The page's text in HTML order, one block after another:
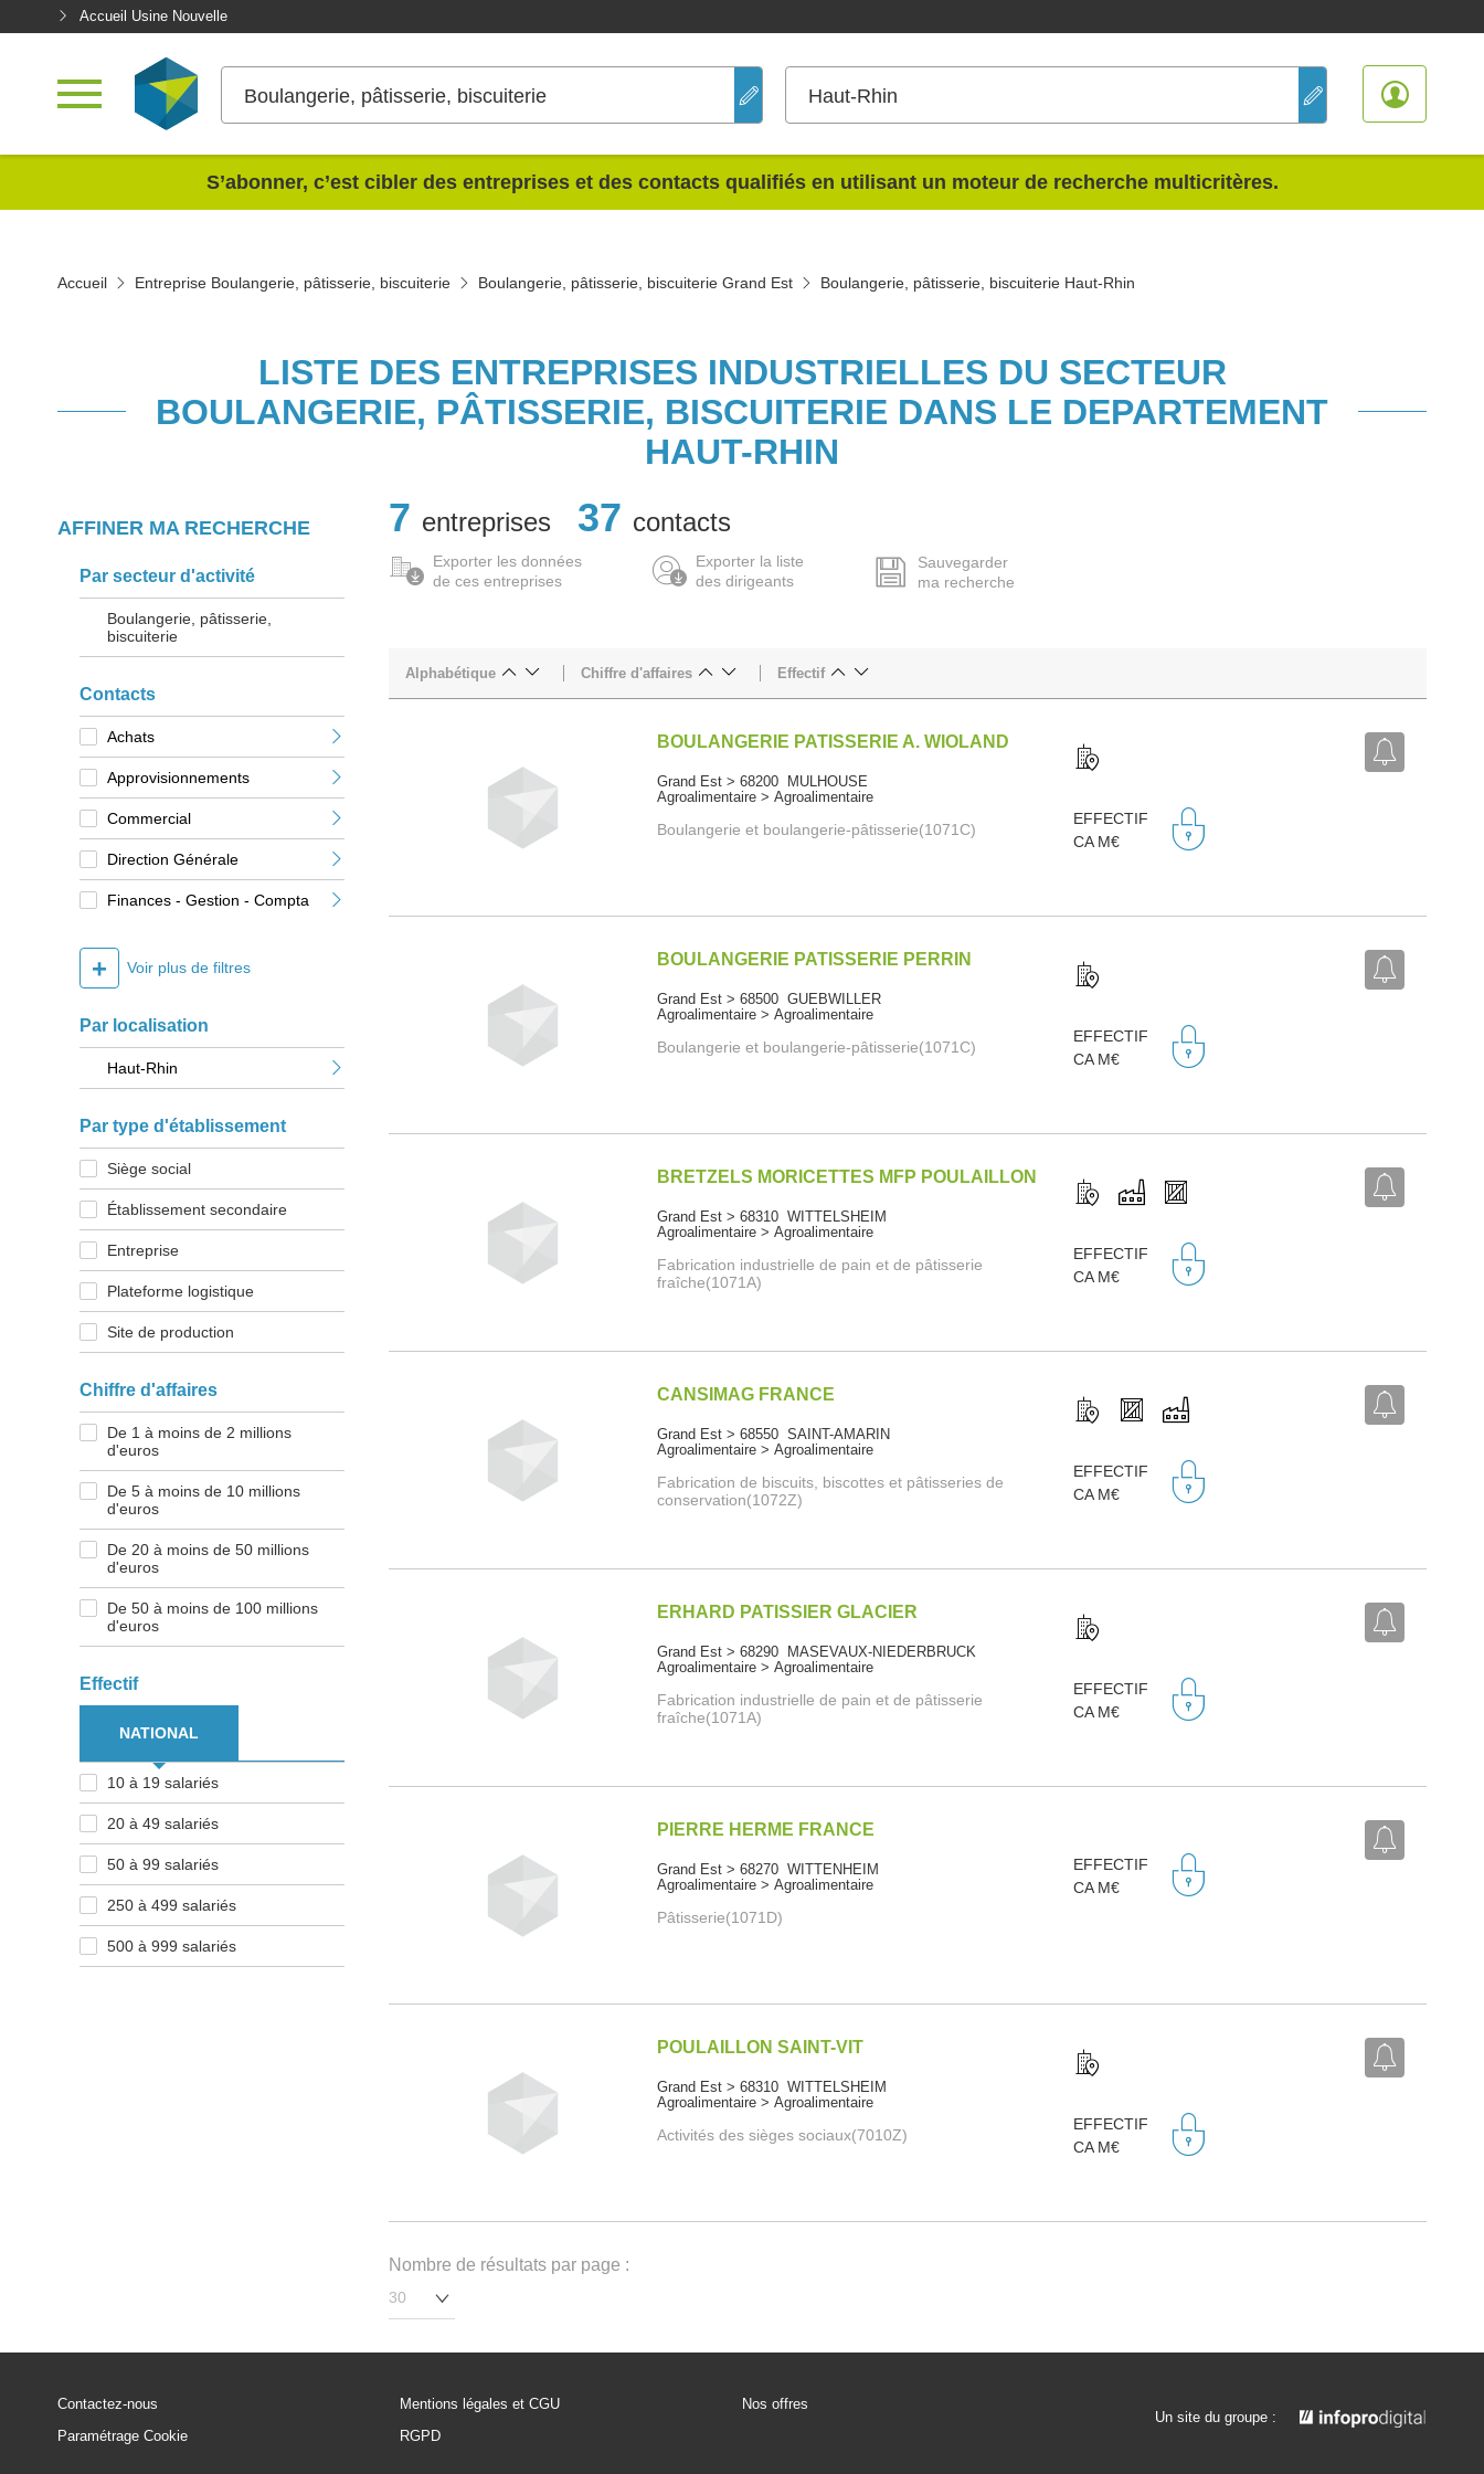
Accueil Usine Nouvelle
Boulangerie, pâtisserie, biscuiterie Haut-Rhin
S’abonner, c’est cibler des entreprises et des contacts qualifiés en utilisant un moteur de recherche multicritères.
Accueil Entreprise Boulangerie, pâtisserie, biscuiterie Boulangerie, pâtisserie, biscuiterie Grand Est Boulangerie, pâtisserie, biscuiterie Haut-Rhin
LISTE DES ENTREPRISES INDUSTRIELLES DU SECTEUR
BOULANGERIE, PÂTISSERIE, BISCUITERIE DANS LE DEPARTEMENT
HAUT-RHIN
AFFINER MA RECHERCHE
Par secteur d'activité
Boulangerie, pâtisserie,
biscuiterie
Contacts
Achats
Approvisionnements
Commercial
Direction Générale
Finances - Gestion - Compta
+ Voir plus de filtres
Par localisation
Haut-Rhin
Par type d'établissement
Siège social
Établissement secondaire
Entreprise
Plateforme logistique
Site de production
Chiffre d'affaires
De 1 à moins de 2 millions
d'euros
De 5 à moins de 10 millions
d'euros
De 20 à moins de 50 millions
d'euros
De 50 à moins de 100 millions
d'euros
Effectif
NATIONAL
10 à 19 salariés
20 à 49 salariés
50 à 99 salariés
250 à 499 salariés
500 à 999 salariés
7 entreprises 37 contacts
Exporter les données
de ces entreprises
Exporter la liste
des dirigeants
Sauvegarder
ma recherche
Alphabétique Chiffre d'affaires Effectif
BOULANGERIE PATISSERIE A. WIOLAND
Grand Est > 68200 MULHOUSE
Agroalimentaire > Agroalimentaire
Boulangerie et boulangerie-pâtisserie(1071C)
EFFECTIF
CA M€
BOULANGERIE PATISSERIE PERRIN
Grand Est > 68500 GUEBWILLER
Agroalimentaire > Agroalimentaire
Boulangerie et boulangerie-pâtisserie(1071C)
EFFECTIF
CA M€
BRETZELS MORICETTES MFP POULAILLON
Grand Est > 68310 WITTELSHEIM
Agroalimentaire > Agroalimentaire
Fabrication industrielle de pain et de pâtisserie
fraîche(1071A)
EFFECTIF
CA M€
CANSIMAG FRANCE
Grand Est > 68550 SAINT-AMARIN
Agroalimentaire > Agroalimentaire
Fabrication de biscuits, biscottes et pâtisseries de
conservation(1072Z)
EFFECTIF
CA M€
ERHARD PATISSIER GLACIER
Grand Est > 68290 MASEVAUX-NIEDERBRUCK
Agroalimentaire > Agroalimentaire
Fabrication industrielle de pain et de pâtisserie
fraîche(1071A)
EFFECTIF
CA M€
PIERRE HERME FRANCE
Grand Est > 68270 WITTENHEIM
Agroalimentaire > Agroalimentaire
Pâtisserie(1071D)
EFFECTIF
CA M€
POULAILLON SAINT-VIT
Grand Est > 68310 WITTELSHEIM
Agroalimentaire > Agroalimentaire
Activités des sièges sociaux(7010Z)
EFFECTIF
CA M€
Nombre de résultats par page :
Contactez-nous
Paramétrage Cookie
Mentions légales et CGU
RGPD
Nos offres
Un site du groupe :